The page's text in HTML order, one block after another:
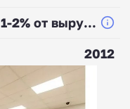
1-2% от выру...
2012